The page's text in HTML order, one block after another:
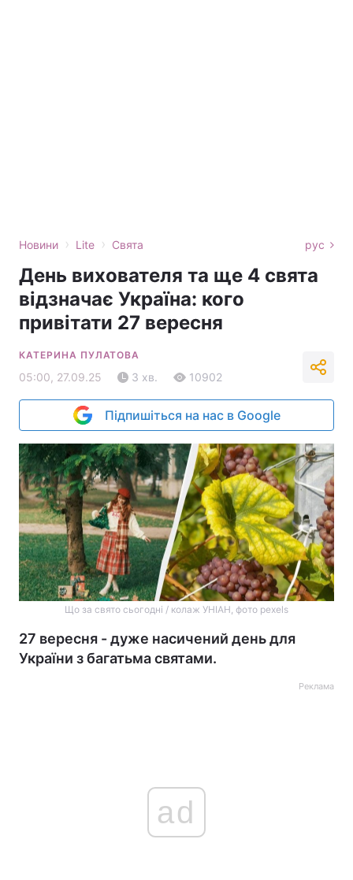
Новини › Lite › Свята рус
День вихователя та ще 4 свята
відзначає Україна: кого
привітати 27 вересня
КАТЕРИНА ПУЛАТОВА
05:00, 27.09.25 3 хв. 10902
Підпишіться на нас в Google
Що за свято сьогодні / колаж УНІАН, фото pexels
27 вересня - дуже насичений день для
України з багатьма святами.
Реклама
ad